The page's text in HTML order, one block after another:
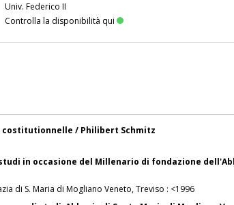
Univ. Federico II
Controlla la disponibilità qui
costitutionnelle / Philibert Schmitz
in occasione del Millenario di fondazione
di S. Maria di Mogliano Veneto, Treviso : <1996